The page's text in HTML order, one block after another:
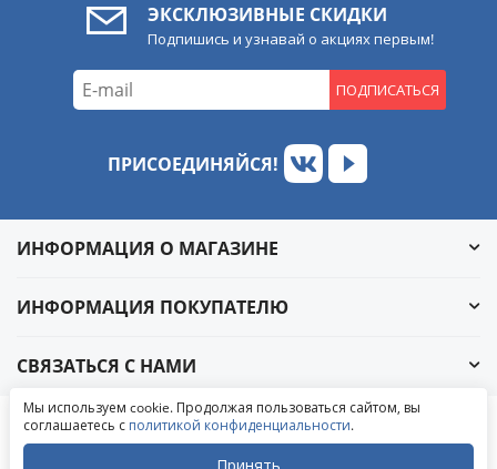
ЭКСКЛЮЗИВНЫЕ СКИДКИ
Подпишись и узнавай о акциях первым!
ПОДПИСАТЬСЯ
ПРИСОЕДИНЯЙСЯ!
ИНФОРМАЦИЯ О МАГАЗИНЕ
ИНФОРМАЦИЯ ПОКУПАТЕЛЮ
СВЯЗАТЬСЯ С НАМИ
© 2004-2026 «УралАвтоСаунд»
Написать в ВКонтакте
Написать в MAX
Мы используем cookie. Продолжая пользоваться сайтом, вы
соглашаетесь с политикой конфиденциальности.